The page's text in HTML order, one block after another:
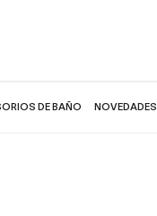
DE BAÑO NOVEDADES
(FR103) Kassandra